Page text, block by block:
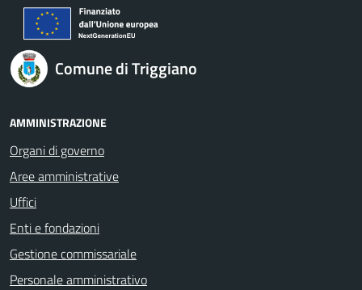
Comune di Triggiano
AMMINISTRAZIONE
Organi di governo
Aree amministrative
Uffici
Enti e fondazioni
Gestione commissariale
Personale amministrativo